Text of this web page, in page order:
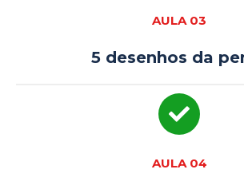
AULA 03
5 desenhos da
AULA 04